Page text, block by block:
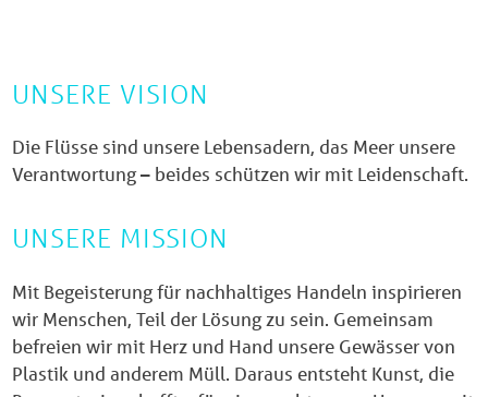
UNSERE VISION
Die Flüsse sind unsere Lebensadern, das Meer unsere
Verantwortung – beides schützen wir mit Leidenschaft.
UNSERE MISSION
Mit Begeisterung für nachhaltiges Handeln inspirieren
wir Menschen, Teil der Lösung zu sein. Gemeinsam
befreien wir mit Herz und Hand unsere Gewässer von
Plastik und anderem Müll. Daraus entsteht Kunst, die